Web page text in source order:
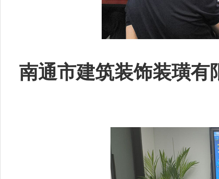
南通市建筑装饰装璜有